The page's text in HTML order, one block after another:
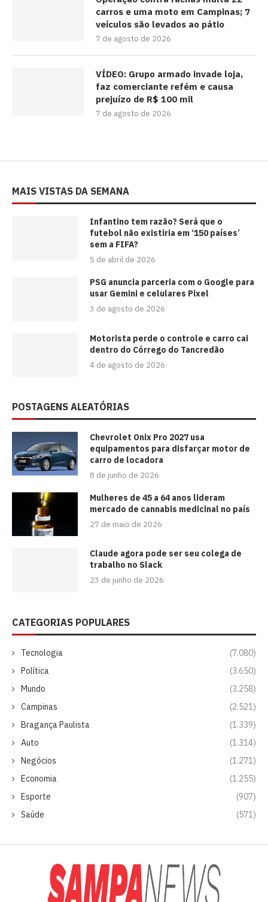
carros e uma moto em Campinas; 7
veículos são levados ao pátio
7 de agosto de 2026
VÍDEO: Grupo armado invade loja,
faz comerciante refém e causa
prejuízo de R$ 100 mil
7 de agosto de 2026
MAIS VISTAS DA SEMANA
⁠Infantino tem razão? Será que o
futebol não existiria em ‘150 países’
sem a FIFA?
5 de abril de 2026
PSG anuncia parceria com o Google para
usar Gemini e celulares Pixel
3 de agosto de 2026
Motorista perde o controle e carro cai
dentro do Córrego do Tancredão
4 de agosto de 2026
POSTAGENS ALEATÓRIAS
Chevrolet Onix Pro 2027 usa
equipamentos para disfarçar motor de
carro de locadora
8 de junho de 2026
Mulheres de 45 a 64 anos lideram
mercado de cannabis medicinal no país
27 de maio de 2026
Claude agora pode ser seu colega de
trabalho no Slack
23 de junho de 2026
CATEGORIAS POPULARES
Tecnologia
(7.080)
Política
(3.650)
Mundo
(3.258)
Campinas
(2.521)
Bragança Paulista
(1.339)
Auto
(1.314)
Negócios
(1.271)
Economia
(1.255)
Esporte
(907)
Saúde
(571)